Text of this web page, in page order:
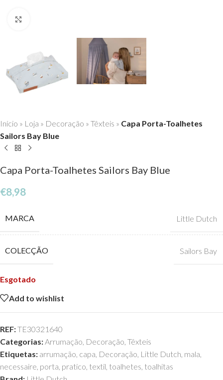
Início » Loja » Decoração » Têxteis » Capa Porta-Toalhetes
Sailors Bay Blue
Capa Porta-Toalhetes Sailors Bay Blue
€8,98
MARCA Little Dutch
COLECÇÃO Sailors Bay
Esgotado
Add to wishlist
REF:TE30321640
Categorias:Arrumação, Decoração, Têxteis
Etiquetas: arrumação, capa, Decoração, Little Dutch, mala,
necessaire, porta, pratico, textil, toalhetes, toalhitas